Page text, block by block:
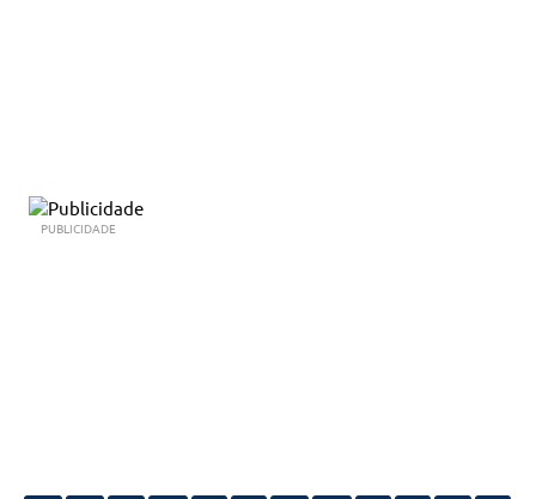
PUBLICIDADE